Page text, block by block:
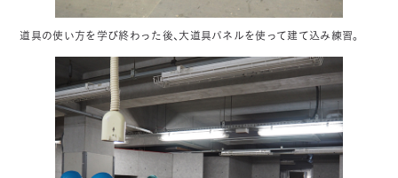
道具の使い方を学び終わった後、大道具パネルを使って建て込み練習。